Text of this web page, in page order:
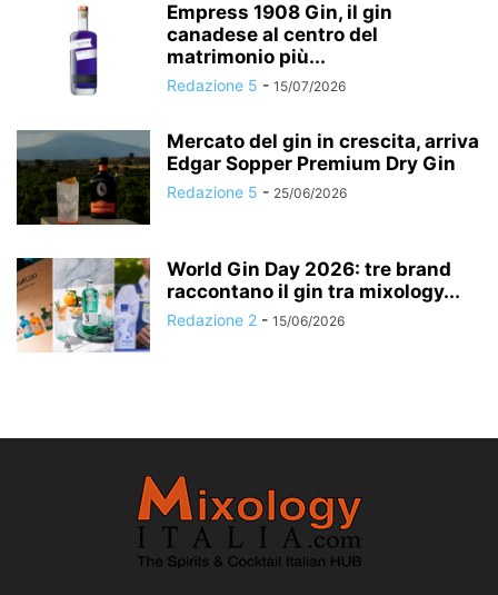
Empress 1908 Gin, il gin
canadese al centro del
matrimonio più...
Redazione 5 - 15/07/2026
Mercato del gin in crescita, arriva
Edgar Sopper Premium Dry Gin
Redazione 5 - 25/06/2026
World Gin Day 2026: tre brand
raccontano il gin tra mixology...
Redazione 2 - 15/06/2026